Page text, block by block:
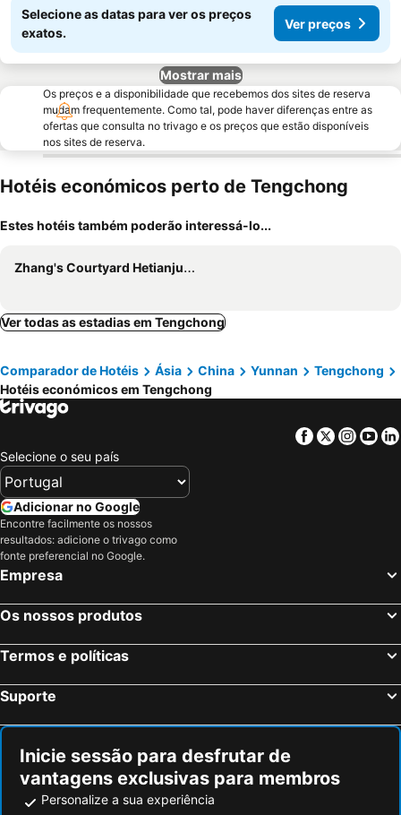
Selecione as datas para ver os preços
exatos.
Ver preços
Mostrar mais
Os preços e a disponibilidade que recebemos dos sites de reserva
mudam frequentemente. Como tal, pode haver diferenças entre as
ofertas que consulta no trivago e os preços que estão disponíveis
nos sites de reserva.
Hotéis económicos perto de Tengchong
Estes hotéis também poderão interessá-lo...
Zhang's Courtyard Hetianju Boutique Holiday Inn
Ver todas as estadias em Tengchong
Comparador de Hotéis Ásia China Yunnan
Tengchong
Hotéis económicos em Tengchong
Facebook
Twitter
Selecione o seu país
Adicionar no Google
Encontre facilmente os nossos
resultados: adicione o trivago como
fonte preferencial no Google.
Empresa
Os nossos produtos
Termos e políticas
Suporte
Inicie sessão para desfrutar de
vantagens exclusivas para membros
Personalize a sua experiência